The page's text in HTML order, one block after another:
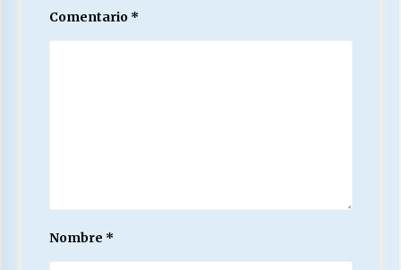
Comentario *
Nombre *